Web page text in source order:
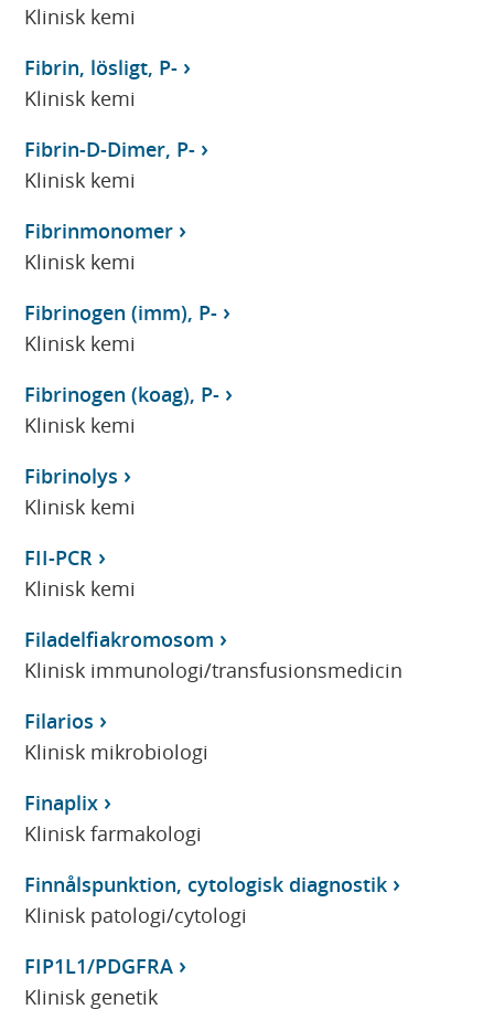
Klinisk kemi
Fibrin, lösligt, P-
Klinisk kemi
Fibrin-D-Dimer, P-
Klinisk kemi
Fibrinmonomer
Klinisk kemi
Fibrinogen (imm), P-
Klinisk kemi
Fibrinogen (koag), P-
Klinisk kemi
Fibrinolys
Klinisk kemi
FII-PCR
Klinisk kemi
Filadelfiakromosom
Klinisk immunologi/transfusionsmedicin
Filarios
Klinisk mikrobiologi
Finaplix
Klinisk farmakologi
Finnålspunktion, cytologisk diagnostik
Klinisk patologi/cytologi
FIP1L1/PDGFRA
Klinisk genetik